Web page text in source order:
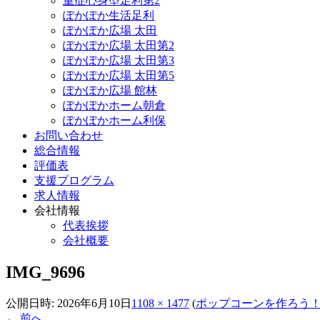
ぽかぽか生活足利
ぽかぽか広場 太田
ぽかぽか広場 太田第2
ぽかぽか広場 太田第3
ぽかぽか広場 太田第5
ぽかぽか広場 館林
ぽかぽかホーム朝倉
ぽかぽかホーム利保
お問い合わせ
総合情報
評価表
支援プログラム
求人情報
会社情報
代表挨拶
会社概要
IMG_9696
公開日時: 2026年6月10日 1108 × 1477 (ポップコーンを作ろう